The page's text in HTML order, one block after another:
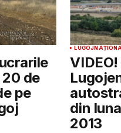
de
pe
LUGOJ
din
2013